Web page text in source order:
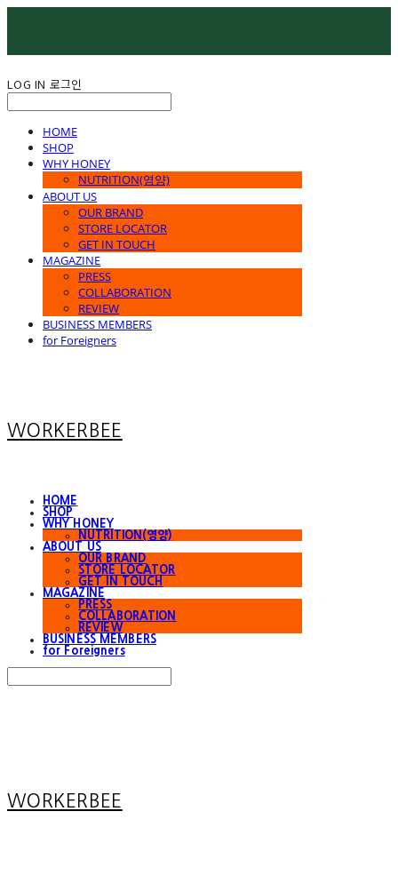
LOG IN 로그인
HOME
SHOP
WHY HONEY
NUTRITION(영양)
ABOUT US
OUR BRAND
STORE LOCATOR
GET IN TOUCH
MAGAZINE
PRESS
COLLABORATION
REVIEW
BUSINESS MEMBERS
for Foreigners
WORKERBEE
HOME
SHOP
WHY HONEY
NUTRITION(영양)
ABOUT US
OUR BRAND
STORE LOCATOR
GET IN TOUCH
MAGAZINE
PRESS
COLLABORATION
REVIEW
BUSINESS MEMBERS
for Foreigners
WORKERBEE